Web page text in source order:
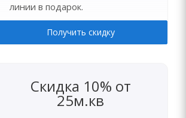
линии в подарок.
Получить скидку
Скидка 10% от
25м.кв